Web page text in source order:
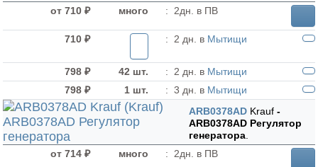
от 710 ₽
много : 2дн. в ПВ
710 ₽ : 2 дн. в Мытищи
798 ₽ 42 шт. : 2 дн. в Мытищи
798 ₽
1 шт. : 3 дн. в Мытищи
ARB0378AD Krauf -
ARB0378AD Регулятор
генератора.
от 714 ₽
много : 2дн. в ПВ